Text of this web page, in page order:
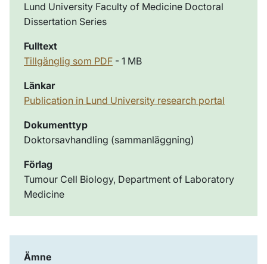
Lund University Faculty of Medicine Doctoral
Dissertation Series
Fulltext
Tillgänglig som PDF - 1 MB
Länkar
Publication in Lund University research portal
Dokumenttyp
Doktorsavhandling (sammanläggning)
Förlag
Tumour Cell Biology, Department of Laboratory
Medicine
Ämne